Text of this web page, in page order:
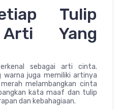
Tulip
Yang
sebagai arti cinta.
warna juga memiliki artinya
melambangkan cinta
kata maaf dan tulip
dan kebahagiaan.